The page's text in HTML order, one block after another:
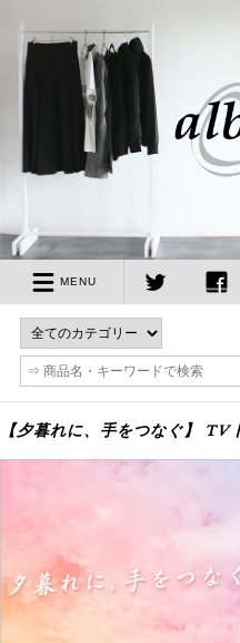
MENU
【夕暮れに、手をつなぐ】 TV